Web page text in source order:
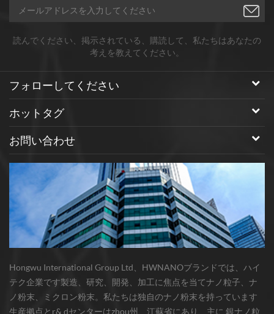
読んでください、掲示されている、購読して、私たちはあなたの
考えを教えてください。
フォローしてください
ホットタグ
お問い合わせ
Hongwu International Group Ltd、HWNANOブランドでは、ハイ
テク企業です製造、研究、開発、加工に焦点を当てナノ粒子、ナ
ノ粉末、ミクロン粉末。私たちは独自のナノ粉末を持っています
生産拠点とr& dセンターはzhou州、江蘇省にあり、主に 銀ナノ粒